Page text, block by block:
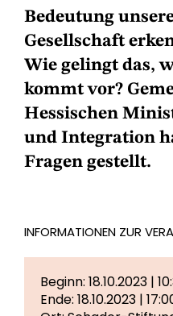
Bedeutung
Gesellschaft
Wie gelingt das,
kommt vor?
Hessischen
und Integration
Fragen gestellt.
INFORMATIONEN ZUR
Beginn: 18.10.2023 |
Ende: 18.10.2023 |